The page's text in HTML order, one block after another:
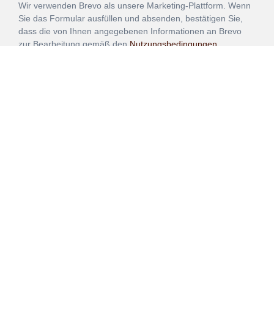
Wir verwenden Brevo als unsere Marketing-Plattform. Wenn
Sie das Formular ausfüllen und absenden, bestätigen Sie,
dass die von Ihnen angegebenen Informationen an Brevo
zur Bearbeitung gemäß den Nutzungsbedingungen